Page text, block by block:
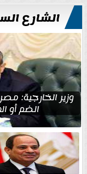
الشارع
وزير الخارجية:
الضم أو